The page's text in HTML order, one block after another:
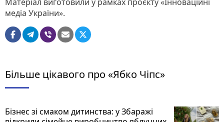
Матеріал виготовили у рамках проєкту «Інноваційні
медіа України».
Більше цікавого про «Ябко Чіпс»
Бізнес зі смаком дитинства: у Збаражі